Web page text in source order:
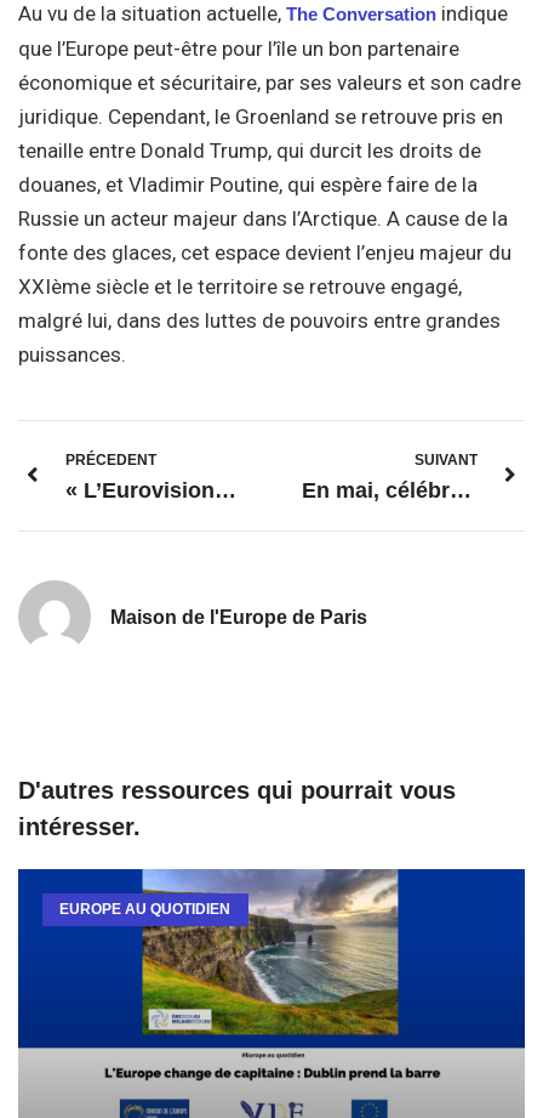
Au vu de la situation actuelle, The Conversation indique
que l’Europe peut-être pour l’île un bon partenaire
économique et sécuritaire, par ses valeurs et son cadre
juridique. Cependant, le Groenland se retrouve pris en
tenaille entre Donald Trump, qui durcit les droits de
douanes, et Vladimir Poutine, qui espère faire de la
Russie un acteur majeur dans l’Arctique. A cause de la
fonte des glaces, cet espace devient l’enjeu majeur du
XXIème siècle et le territoire se retrouve engagé,
malgré lui, dans des luttes de pouvoirs entre grandes
puissances.
PRÉCEDENT
« L’Eurovision, un miroir déformant de l’identité européenne » – interview de Florent Parmentier
SUIVANT
En mai, célébrons ensemble la Journée de l’Europe !
Maison de l'Europe de Paris
D'autres ressources qui pourrait vous
intéresser.
EUROPE AU QUOTIDIEN